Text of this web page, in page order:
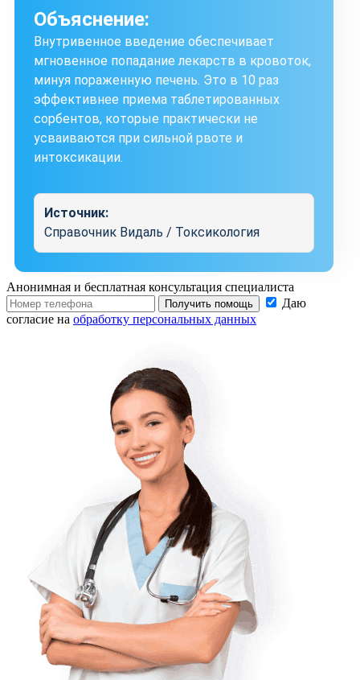
Объяснение:
Внутривенное введение обеспечивает
мгновенное попадание лекарств в кровоток,
минуя пораженную печень. Это в 10 раз
эффективнее приема таблетированных
сорбентов, которые практически не
усваиваются при сильной рвоте и
интоксикации.
Источник:
Справочник Видаль / Токсикология
Анонимная и бесплатная консультация специалиста
Получить помощь
Даю
согласие на обработку персональных данных